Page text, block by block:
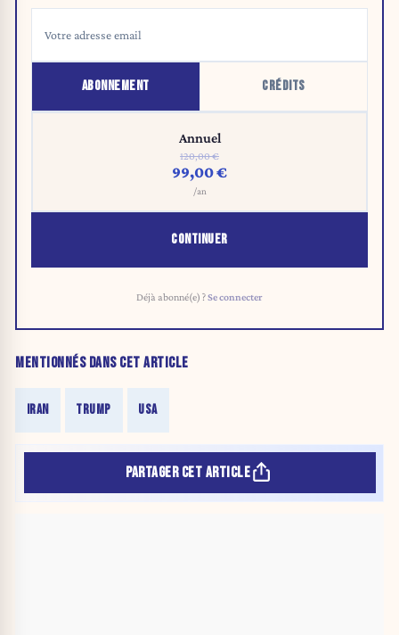
ABONNEMENT CRÉDITS
Annuel
120,00 €
99,00 €
/an
CONTINUER
Déjà abonné(e) ?Se connecter
MENTIONNÉS DANS CET ARTICLE
IRAN TRUMP USA
PARTAGER CET ARTICLE